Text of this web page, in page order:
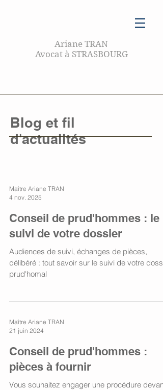
Ariane TRAN
Avocat à STRASBOURG
Blog et fil
d'actualités
Maître Ariane TRAN
4 nov. 2025
Conseil de prud'hommes : le
suivi de votre dossier
Audiences de suivi, échanges de pièces,
délibéré : tout savoir sur le suivi de votre
prud'homal
Maître Ariane TRAN
21 juin 2024
Conseil de prud'hommes :
pièces à fournir
Vous souhaitez engager une procédure devant